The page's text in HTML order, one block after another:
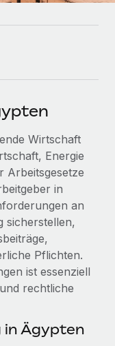
& Compliance
von IT-
in deine
sein Team mit
KI-basierte
Wirtschaft
Energie
Arbeitsgesetze
in
an
sicherstellen,
Pflichten.
ist essenziell
rechtliche
in Ägypten